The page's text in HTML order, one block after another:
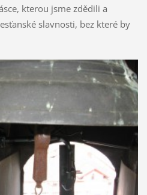
kterou jsme zdědili a
slavnosti, bez které by